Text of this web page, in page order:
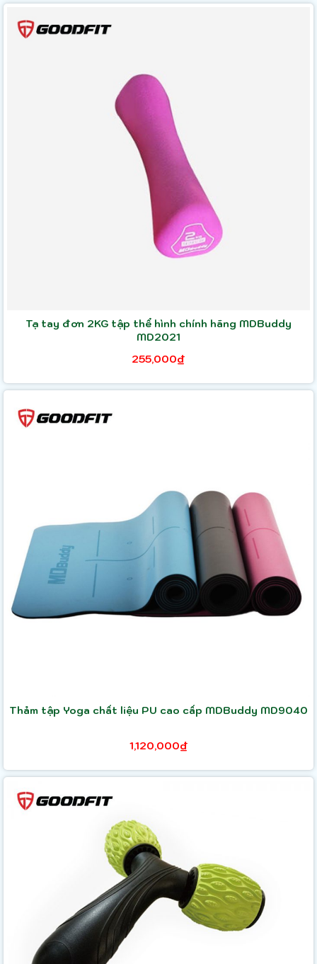
Tạ tay đơn 2KG tập thể hình chính hãng MDBuddy
MD2021
255,000₫
Thảm tập Yoga chất liệu PU cao cấp MDBuddy MD9040
1,120,000₫